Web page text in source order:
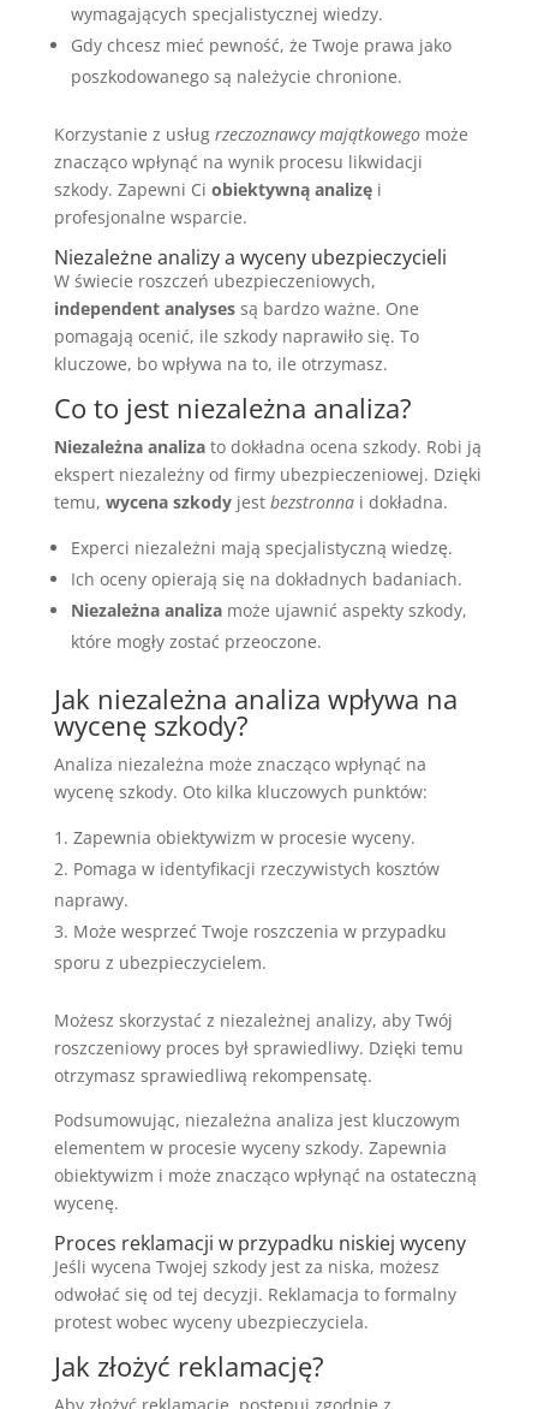
wymagających specjalistycznej wiedzy.
Gdy chcesz mieć pewność, że Twoje prawa jako
poszkodowanego są należycie chronione.
Korzystanie z usług rzeczoznawcy majątkowegomoże
znacząco wpłynąć na wynik procesu likwidacji
szkody. Zapewni Ci obiektywną analizęi
profesjonalne wsparcie.
Niezależne analizy a wyceny ubezpieczycieli
W świecie roszczeń ubezpieczeniowych,
independent analysessą bardzo ważne. One
pomagają ocenić, ile szkody naprawiło się. To
kluczowe, bo wpływa na to, ile otrzymasz.
Co to jest niezależna analiza?
Niezależna analizato dokładna ocena szkody. Robi ją
ekspert niezależny od firmy ubezpieczeniowej. Dzięki
temu, wycena szkodyjest bezstronnai dokładna.
Experci niezależni mają specjalistyczną wiedzę.
Ich oceny opierają się na dokładnych badaniach.
Niezależna analizamoże ujawnić aspekty szkody,
które mogły zostać przeoczone.
Jak niezależna analiza wpływa na
wycenę szkody?
Analiza niezależna może znacząco wpłynąć na
wycenę szkody. Oto kilka kluczowych punktów:
Zapewnia obiektywizm w procesie wyceny.
Pomaga w identyfikacji rzeczywistych kosztów
naprawy.
Może wesprzeć Twoje roszczenia w przypadku
sporu z ubezpieczycielem.
Możesz skorzystać z niezależnej analizy, aby Twój
roszczeniowy proces był sprawiedliwy. Dzięki temu
otrzymasz sprawiedliwą rekompensatę.
Podsumowując, niezależna analiza jest kluczowym
elementem w procesie wyceny szkody. Zapewnia
obiektywizm i może znacząco wpłynąć na ostateczną
wycenę.
Proces reklamacji w przypadku niskiej wyceny
Jeśli wycena Twojej szkody jest za niska, możesz
odwołać się od tej decyzji. Reklamacja to formalny
protest wobec wyceny ubezpieczyciela.
Jak złożyć reklamację?
Aby złożyć reklamację, postępuj zgodnie z